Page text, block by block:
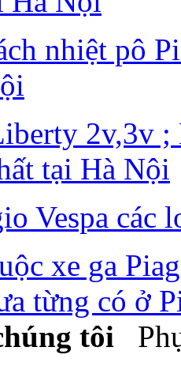
nhiệt pô
2v,3v
tại Hà Nội
Vespa các
xe ga
từng có ở
tôi